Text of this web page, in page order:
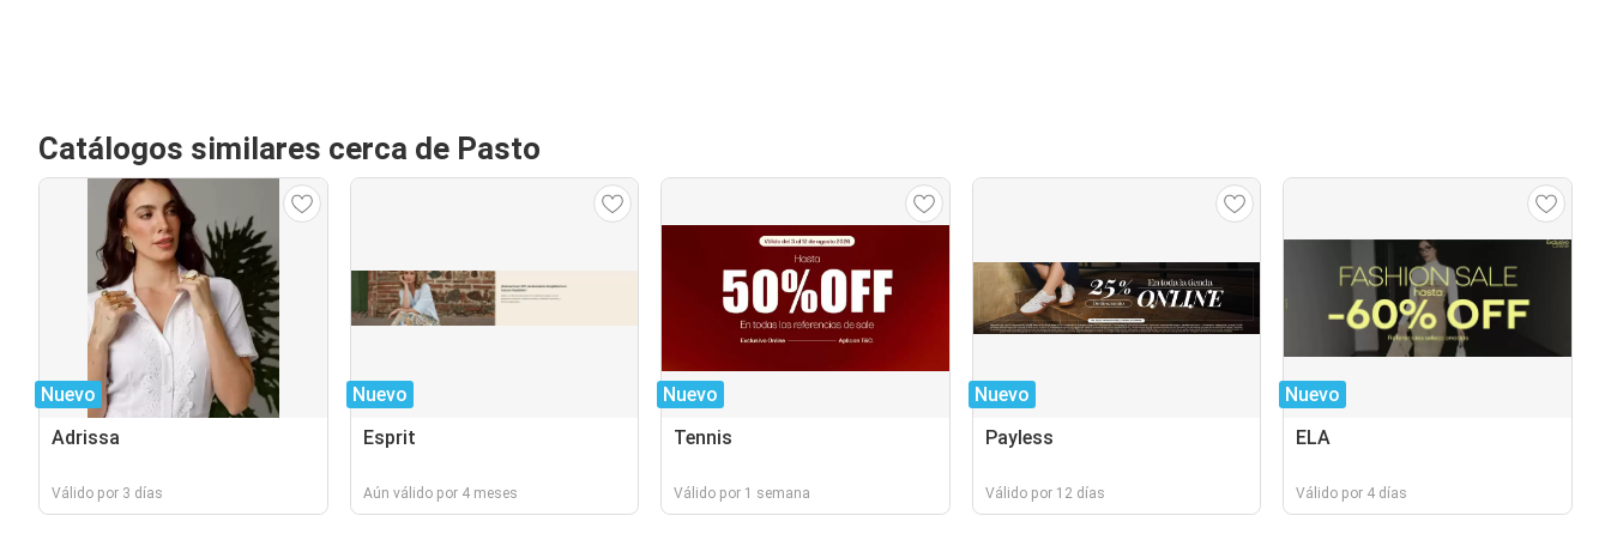
Catálogos similares cerca de Pasto
Nuevo
Adrissa
Válido por 3 días
Nuevo
Esprit
Aún válido por 4 meses
Nuevo
Tennis
Válido por 1 semana
Nuevo
Payless
Válido por 12 días
Nuevo
ELA
Válido por 4 días